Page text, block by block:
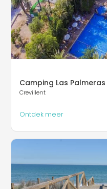
Camping Las Palmeras
Crevillent
Ontdek meer